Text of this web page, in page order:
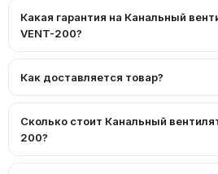
Какая гарантия на Канальный
VENT-200?
Как доставляется товар?
Сколько стоит Канальный
200?